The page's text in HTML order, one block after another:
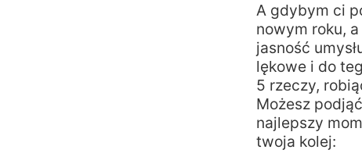
A gdybym ci
nowym roku,
jasność
lękowe i do
5 rzeczy,
Możesz
najlepszy
twoja kolej: